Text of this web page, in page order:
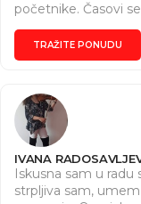
početnike. Časovi
broj telefona:
din
TRAŽITE PONUDU
IVANA
Iskusna sam u
strpljiva sam,